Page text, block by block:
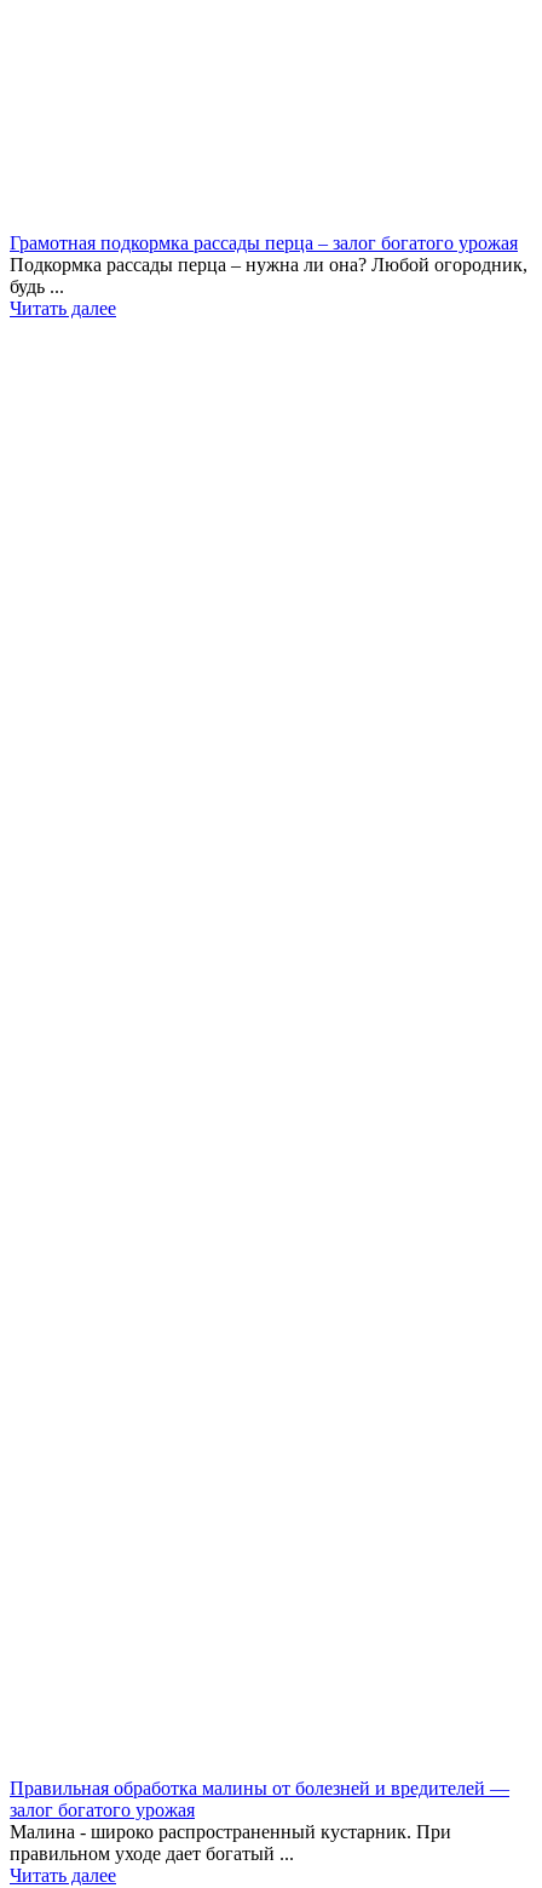
Грамотная подкормка рассады перца – залог богатого урожая
Подкормка рассады перца – нужна ли она? Любой огородник,
будь ...
Читать далее
Правильная обработка малины от болезней и вредителей —
залог богатого урожая
Малина - широко распространенный кустарник. При
правильном уходе дает богатый ...
Читать далее